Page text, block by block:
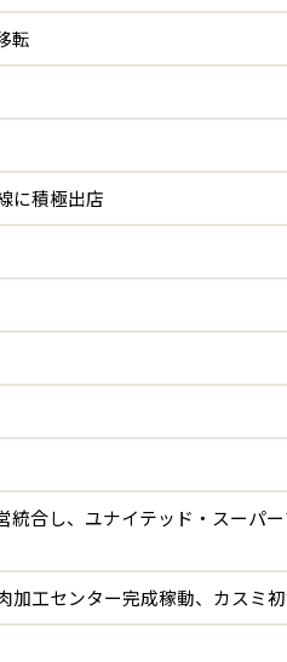
転
に積極出店
統合し、ユナイテッド・スーパ
加工センター完成稼動、カスミ